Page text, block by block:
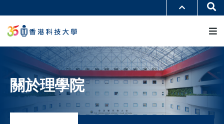
至
容
生活@科大
校園地圖及指南
工作@科大
教授簡錄
認識科大
關於理學院